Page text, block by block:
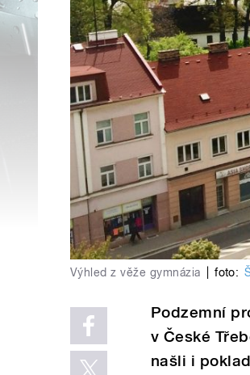
Výhled z věže gymnázia foto:
Podzemní
v České
našli i